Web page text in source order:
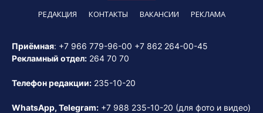
РЕДАКЦИЯ КОНТАКТЫ ВАКАНСИИ РЕКЛАМА
Приёмная: +7 966 779-96-00 +7 862 264-00-45
Рекламный отдел: 264 70 70
Телефон редакции: 235-10-20
WhatsApp, Telegram: +7 988 235-10-20 (для фото и видео)